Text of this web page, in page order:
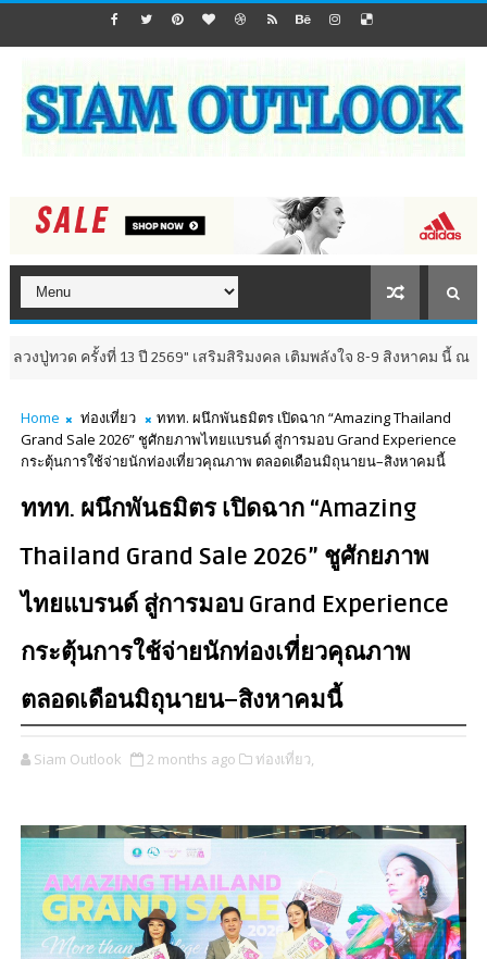
13 ปี 2569" เสริมสิริมงคล เติมพลังใจ 8-9 สิงหาคม นี้ ณ วัดห้วยมงคล จั
Home ท่องเที่ยว
ททท. ผนึกพันธมิตร เปิดฉาก “Amazing Thailand
Grand Sale 2026” ชูศักยภาพไทยแบรนด์ สู่การมอบ Grand Experience
กระตุ้นการใช้จ่ายนักท่องเที่ยวคุณภาพ ตลอดเดือนมิถุนายน–สิงหาคมนี้
ททท. ผนึกพันธมิตร เปิดฉาก “Amazing
Thailand Grand Sale 2026” ชูศักยภาพ
ไทยแบรนด์ สู่การมอบ Grand Experience
กระตุ้นการใช้จ่ายนักท่องเที่ยวคุณภาพ
ตลอดเดือนมิถุนายน–สิงหาคมนี้
Siam Outlook 2 months ago ท่องเที่ยว,